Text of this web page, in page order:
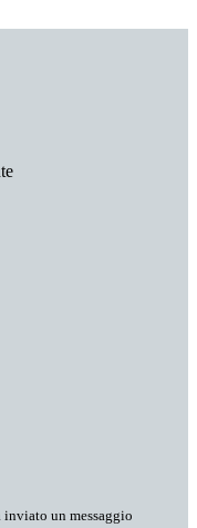
inviato un messaggio